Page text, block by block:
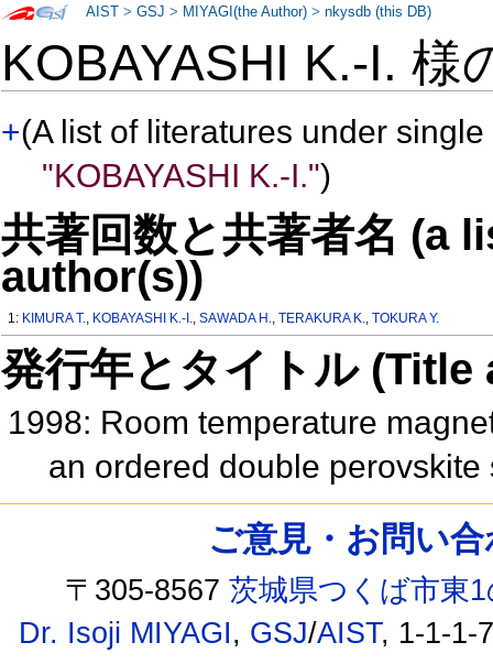
KOBAYASHI K.-I. 様
+(A list of literatures under
"KOBAYASHI K.-I.")
共著回数と共著者名 (a
author(s))
1: KIMURA T., KOBAYASHI K.-I.,SAWADA H.,TERAKURA K.,TOKURA Y.
発行年とタイトル
1998: Room temperature
an ordered double
AIST >GSJ > MIYAGI(the Author) >nkysdb (this DB)
ご意見・お問い
〒305-8567茨城県つくば市東
Dr. Isoji MIYAGI, GSJ/AIST, 1-1-1-